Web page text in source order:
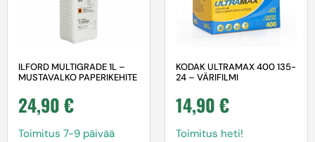
ILFORD MULTIGRADE 1L –
MUSTAVALKO PAPERIKEHITE
24,90€
Toimitus 7-9 päivää
KODAK ULTRAMAX 400 135-
24 – VÄRIFILMI
14,90€
Toimitus heti!